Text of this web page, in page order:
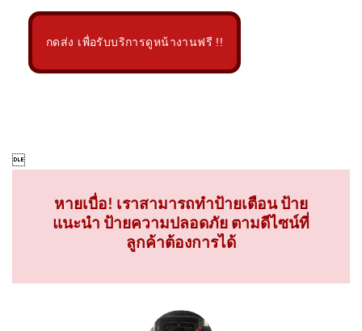
กดส่ง เพื่อรับบริการดูหน้างานฟรี !!

หายเบื่อ! เราสามารถทำป้ายเตือน ป้าย
แนะนำ ป้ายความปลอดภัย ตามดีไซน์ที่
ลูกค้าต้องการได้